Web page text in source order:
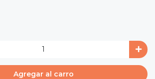
Agregar al carro